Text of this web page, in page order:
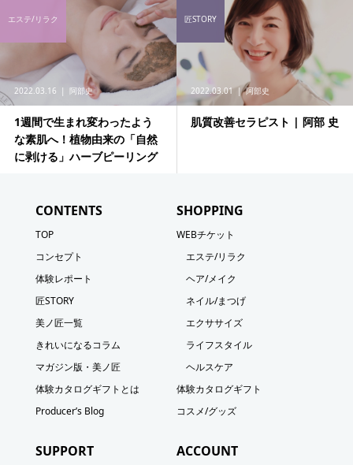
2022.03.16 阿部史
1週間で生まれ変わったよう
な素肌へ！植物由来の「自然
に剥ける」ハーブピーリング
エステ/リラク
2022.03.01 阿部史
肌質改善セラピスト | 阿部 史
匠STORY
CONTENTS
TOP
コンセプト
体験レポート
匠STORY
美ノ匠一覧
きれいになるコラム
マガジン版・美ノ匠
体験カタログギフトとは
Producer’s Blog
SHOPPING
WEBチケット
エステ/リラク
ヘア/メイク
ネイル/まつげ
エクササイズ
ライフスタイル
ヘルスケア
体験カタログギフト
コスメ/グッズ
SUPPORT ACCOUNT